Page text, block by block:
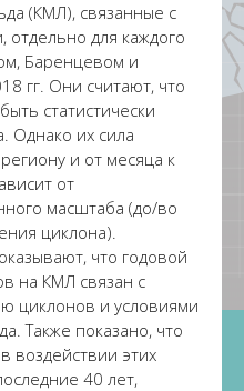
(КМЛ), связанные с
отдельно для каждого
Баренцевом и
гг. Они считают, что
статистически
Однако их сила
и от месяца к
от
масштаба (до/во
циклона).
что годовой
на КМЛ связан с
циклонов и условиями
Также показано, что
воздействии этих
40 лет,